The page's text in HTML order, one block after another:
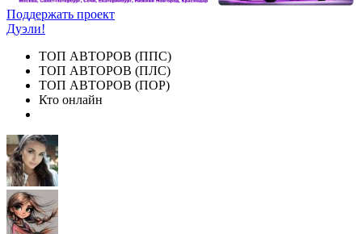
Поддержать проект
Дуэли!
ТОП АВТОРОВ (ППС)
ТОП АВТОРОВ (ПЛС)
ТОП АВТОРОВ (ПОР)
Кто онлайн